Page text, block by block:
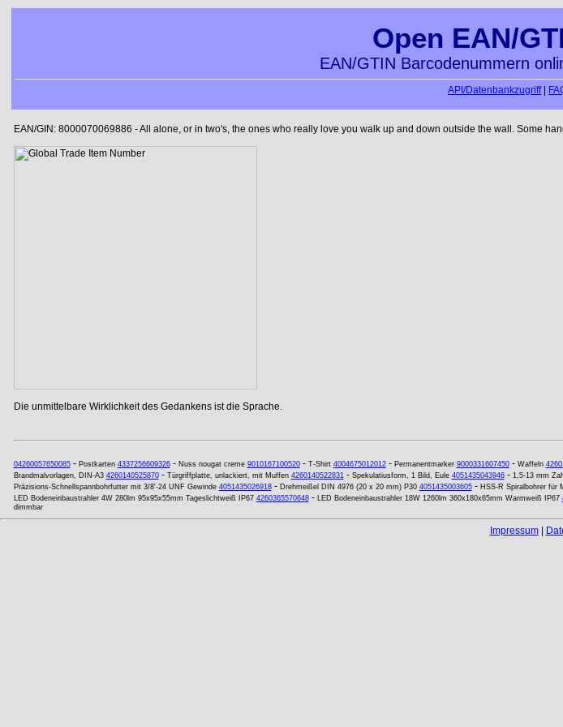
Open EAN/
EAN/GTIN Barcodenummern
API/Datenbankzugriff|
EAN/GIN: 8000070069886 - All alone, or in two's, the ones who really love you walk up and down outside the wall. Some
Die unmittelbare Wirklichkeit des Gedankens ist die Sprache.
04260057650085- Postkarten 4337256609326- Nuss nougat creme 9010167100520- T-Shirt 4004675012012- Permanentmarker 9000331607450- Waffeln
Brandmalvorlagen, DIN-A3 4260140525870- Türgriffplatte, unlackiert, mit Muffen 4260140522831- Spekulatiusform, 1 Bild, Eule 4051435043946- 1,5-13 mm
Präzisions-Schnellspannbohrfutter mit 3/8'-24 UNF Gewinde 4051435026918- Drehmeißel DIN 4976 (20 x 20 mm) P30 4051435003605- HSS-R Spiralbohrer für
LED Bodeneinbaustrahler 4W 280lm 95x95x55mm Tageslichtweiß IP67 4260365570648- LED Bodeneinbaustrahler 18W 1260lm 360x180x65mm Warmweiß IP67
dimmbar
Impressum|